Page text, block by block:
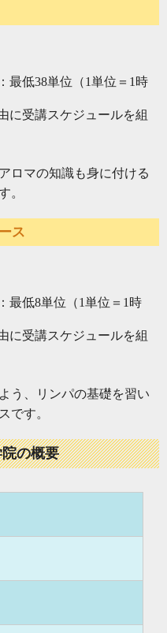
最低38単位（1単位＝1時
に受講スケジュールを組
ロマの知識も身に付ける
。
ス
最低8単位（1単位＝1時
に受講スケジュールを組
う、リンパの基礎を習い
です。
の概要